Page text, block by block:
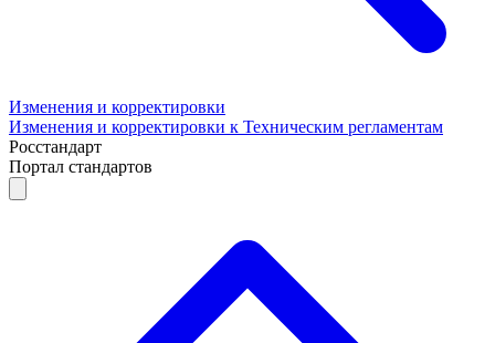
Изменения и корректировки
Изменения и корректировки к Техническим регламентам
Росстандарт
Портал стандартов